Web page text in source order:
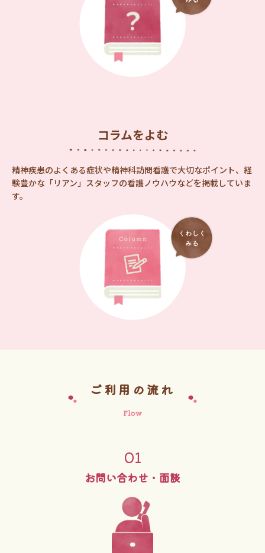
コラムをよむ
精神疾患のよくある症状や精神科訪問看護で大切なポイント、経
験豊かな「リアン」スタッフの看護ノウハウなどを掲載していま
す。
ご利用の流れ
Flow
01
お問い合わせ・ 面談